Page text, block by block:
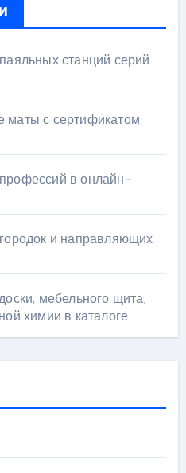
станций серий
маты с сертификатом
в онлайн-
и направляющих
мебельного щита,
химии в каталоге